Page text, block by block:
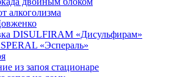
алкоголизма
DISULFIRAM «Дисульфирам»
«Эспераль»
из запоя стационаре